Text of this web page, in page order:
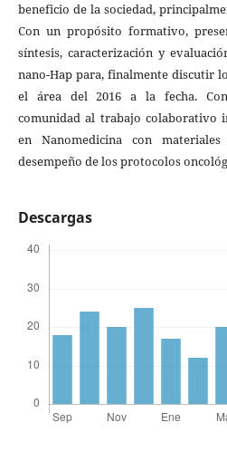
beneficio de la sociedad,
Con un propósito formativo,
síntesis, caracterización y
nano-Hap para, finalmente discutir
el área del 2016 a la fecha.
comunidad al trabajo colaborativo
en Nanomedicina con
desempeño de los protocolos
Descargas